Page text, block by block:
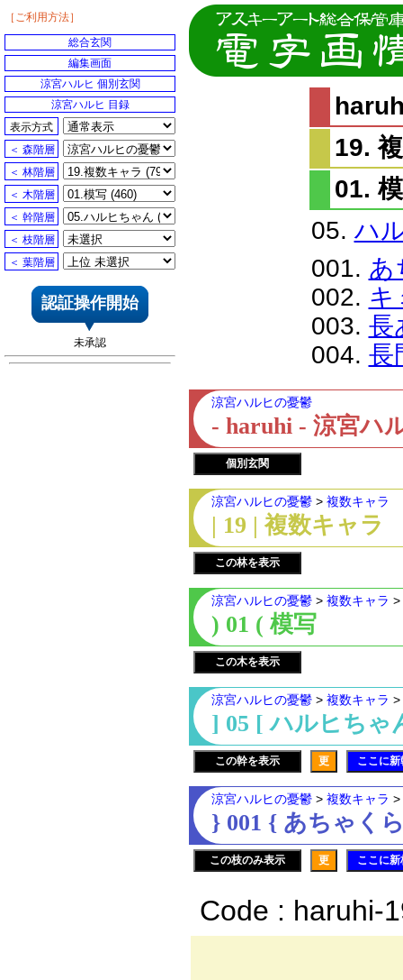
19.
01.
05. ハ
001. あ
002. キ
003. 長
004. 長
涼宮ハルヒの憂鬱
- haruhi - 涼宮ハ
個別玄関
涼宮ハルヒの憂鬱 > 複数キャラ
| 19 | 複数キャラ
この林を表示
涼宮ハルヒの憂鬱 > 複数キャラ >
) 01 ( 模写
この木を表示
涼宮ハルヒの憂鬱 > 複数キャラ >
] 05 [ ハルヒちゃ
この幹を表示 更 ここに
涼宮ハルヒの憂鬱 > 複数キャラ >
} 001 { あちゃく
この枝のみ表示 更 ここに
Code : haruhi-
［ご利用方法］
総合玄関
編集画面
涼宮ハルヒ 個別玄関
涼宮ハルヒ 目録
表示方式
＜ 森階層
＜ 林階層
＜ 木階層
＜ 幹階層
＜ 枝階層
＜ 葉階層
認証操作開始
未承認